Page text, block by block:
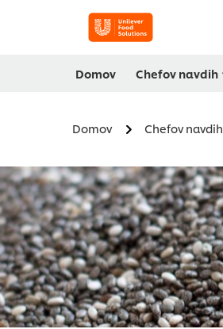
Domov Chefov navdih
Domov Chefov navdih